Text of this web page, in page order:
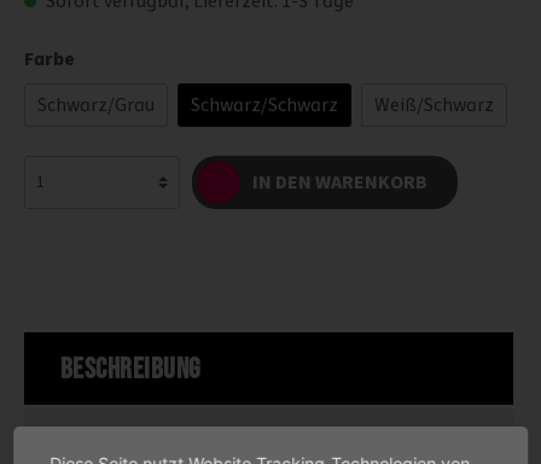
Farbe
Schwarz/Grau
Schwarz/Schwarz Weiß/Schwarz
IN DEN WARENKORB
Beschreibung